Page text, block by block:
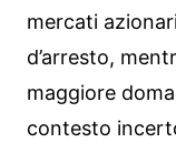
mercati
d’arresto,
maggiore
contesto